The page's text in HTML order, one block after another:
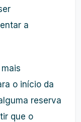
a
o início da
reserva
que o